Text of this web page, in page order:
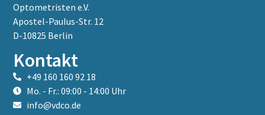
Optometristen e.V.
Apostel-Paulus-Str. 12
D-10825 Berlin
Kontakt
+49 160 160 92 18
Mo. - Fr.: 09:00 - 14:00 Uhr
info@vdco.de